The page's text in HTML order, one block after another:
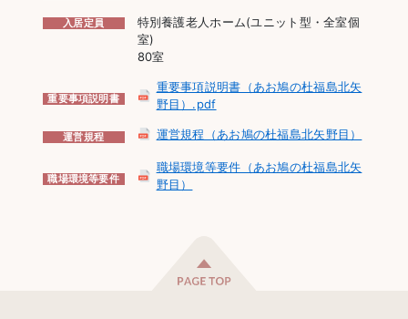
入居定員
特別養護老人ホーム(ユニット型・全室個
室)
80室
重要事項説明書
重要事項説明書（あお鳩の杜福島北矢
野目）.pdf
運営規程 運営規程（あお鳩の杜福島北矢野目）
職場環境等要件
職場環境等要件（あお鳩の杜福島北矢
野目）